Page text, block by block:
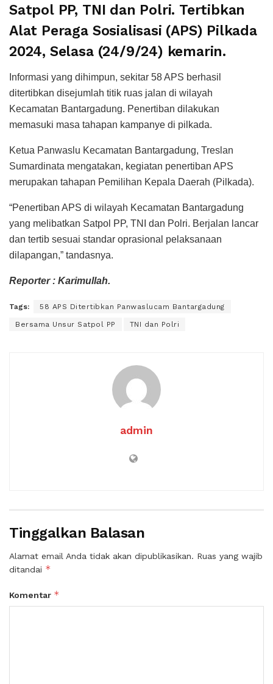
Satpol PP, TNI dan Polri. Tertibkan
Alat Peraga Sosialisasi (APS) Pilkada
2024, Selasa (24/9/24) kemarin.
Informasi yang dihimpun, sekitar 58 APS berhasil
ditertibkan disejumlah titik ruas jalan di wilayah
Kecamatan Bantargadung. Penertiban dilakukan
memasuki masa tahapan kampanye di pilkada.
Ketua Panwaslu Kecamatan Bantargadung, Treslan
Sumardinata mengatakan, kegiatan penertiban APS
merupakan tahapan Pemilihan Kepala Daerah (Pilkada).
“Penertiban APS di wilayah Kecamatan Bantargadung
yang melibatkan Satpol PP, TNI dan Polri. Berjalan lancar
dan tertib sesuai standar oprasional pelaksanaan
dilapangan,” tandasnya.
Reporter : Karimullah.
Tags: 58 APS Ditertibkan Panwaslucam Bantargadung
Bersama Unsur Satpol PP TNI dan Polri
admin
Tinggalkan Balasan
Alamat email Anda tidak akan dipublikasikan. Ruas yang wajib
ditandai *
Komentar *